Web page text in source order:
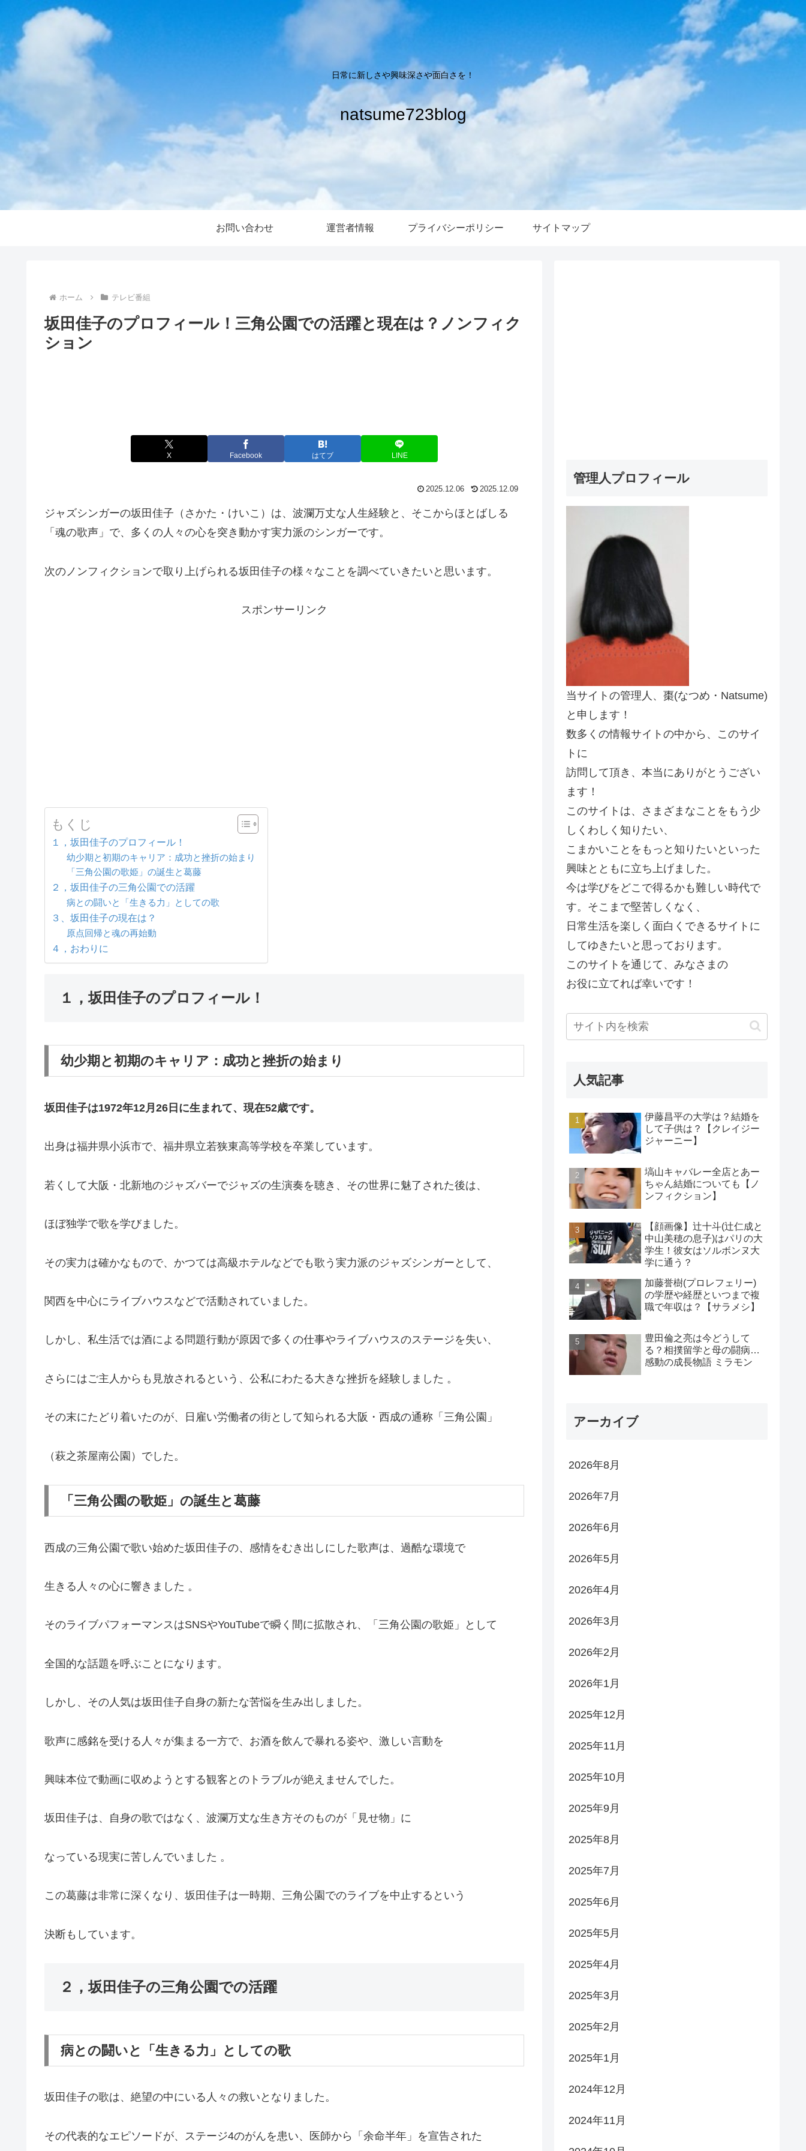
日常に新しさや興味深さや面白さを！
natsume723blog
お問い合わせ 運営者情報 プライバシーポリシー サイトマップ
ホーム テレビ番組
坂田佳子のプロフィール！三角公園での活躍と現在は？ノンフィク
ション
X Facebook はてブ LINE
2025.12.06 2025.12.09
ジャズシンガーの坂田佳子（さかた・けいこ）は、波瀾万丈な人生経験と、そこからほとばしる
「魂の歌声」で、多くの人々の心を突き動かす実力派のシンガーです。
次のノンフィクションで取り上げられる坂田佳子の様々なことを調べていきたいと思います。
スポンサーリンク
もくじ
１，坂田佳子のプロフィール！
幼少期と初期のキャリア：成功と挫折の始まり
「三角公園の歌姫」の誕生と葛藤
２，坂田佳子の三角公園での活躍
病との闘いと「生きる力」としての歌
３、坂田佳子の現在は？
原点回帰と魂の再始動
４，おわりに
１，坂田佳子のプロフィール！
幼少期と初期のキャリア：成功と挫折の始まり
坂田佳子は1972年12月26日に生まれて、現在52歳です。
出身は福井県小浜市で、福井県立若狭東高等学校を卒業しています。
若くして大阪・北新地のジャズバーでジャズの生演奏を聴き、その世界に魅了された後は、
ほぼ独学で歌を学びました。
その実力は確かなもので、かつては高級ホテルなどでも歌う実力派のジャズシンガーとして、
関西を中心にライブハウスなどで活動されていました。
しかし、私生活では酒による問題行動が原因で多くの仕事やライブハウスのステージを失い、
さらにはご主人からも見放されるという、公私にわたる大きな挫折を経験しました 。
その末にたどり着いたのが、日雇い労働者の街として知られる大阪・西成の通称「三角公園」
（萩之茶屋南公園）でした。
「三角公園の歌姫」の誕生と葛藤
西成の三角公園で歌い始めた坂田佳子の、感情をむき出しにした歌声は、過酷な環境で
生きる人々の心に響きました 。
そのライブパフォーマンスはSNSやYouTubeで瞬く間に拡散され、「三角公園の歌姫」として
全国的な話題を呼ぶことになります。
しかし、その人気は坂田佳子自身の新たな苦悩を生み出しました。
歌声に感銘を受ける人々が集まる一方で、お酒を飲んで暴れる姿や、激しい言動を
興味本位で動画に収めようとする観客とのトラブルが絶えませんでした。
坂田佳子は、自身の歌ではなく、波瀾万丈な生き方そのものが「見せ物」に
なっている現実に苦しんでいました 。
この葛藤は非常に深くなり、坂田佳子は一時期、三角公園でのライブを中止するという
決断もしています。
２，坂田佳子の三角公園での活躍
病との闘いと「生きる力」としての歌
坂田佳子の歌は、絶望の中にいる人々の救いとなりました。
その代表的なエピソードが、ステージ4のがんを患い、医師から「余命半年」を宣告された
管理人プロフィール
当サイトの管理人、棗(なつめ・Natsume)
と申します！
数多くの情報サイトの中から、このサイ
トに
訪問して頂き、本当にありがとうござい
ます！
このサイトは、さまざまなことをもう少
しくわしく知りたい、
こまかいことをもっと知りたいといった
興味とともに立ち上げました。
今は学びをどこで得るかも難しい時代で
す。そこまで堅苦しくなく、
日常生活を楽しく面白くできるサイトに
してゆきたいと思っております。
このサイトを通じて、みなさまの
お役に立てれば幸いです！
人気記事
伊藤昌平の大学は？結婚を
して子供は？【クレイジー
ジャーニー】
塙山キャバレー全店とあー
ちゃん結婚についても【ノ
ンフィクション】
【顔画像】辻十斗(辻仁成と
中山美穂の息子)はパリの大
学生！彼女はソルボンヌ大
学に通う？
加藤誉樹(プロレフェリー)
の学歴や経歴といつまで複
職で年収は？【サラメシ】
豊田倫之亮は今どうして
る？相撲留学と母の闘病…
感動の成長物語 ミラモン
アーカイブ
2026年8月
2026年7月
2026年6月
2026年5月
2026年4月
2026年3月
2026年2月
2026年1月
2025年12月
2025年11月
2025年10月
2025年9月
2025年8月
2025年7月
2025年6月
2025年5月
2025年4月
2025年3月
2025年2月
2025年1月
2024年12月
2024年11月